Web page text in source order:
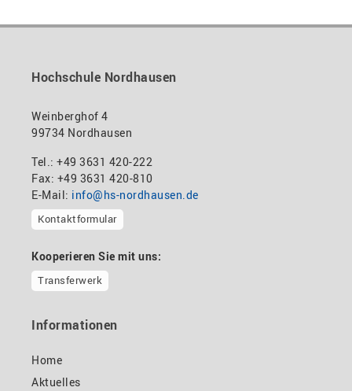
Gebäude 12 (Erdgeschoss)
mandy.tabatt@hs-nordhausen.de
Gebäude 11, Raum 11.0101
Hochschule Nordhausen
Weinberghof 4
99734 Nordhausen
Tel.: +49 3631 420-222
Fax: +49 3631 420-810
E-Mail: info@hs-nordhausen.de
Kontaktformular
Kooperieren Sie mit uns:
Transferwerk
Informationen
Home
Aktuelles